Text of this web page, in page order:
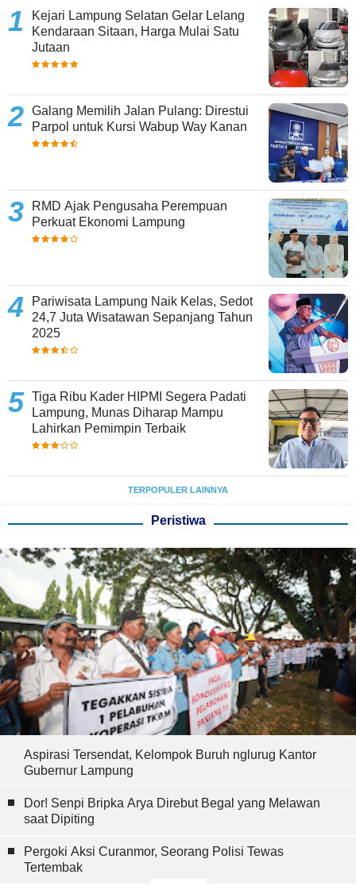
Kejari Lampung Selatan Gelar Lelang
Kendaraan Sitaan, Harga Mulai Satu
Jutaan
Galang Memilih Jalan Pulang: Direstui
Parpol untuk Kursi Wabup Way Kanan
RMD Ajak Pengusaha Perempuan
Perkuat Ekonomi Lampung
Pariwisata Lampung Naik Kelas, Sedot
24,7 Juta Wisatawan Sepanjang Tahun
2025
Tiga Ribu Kader HIPMI Segera Padati
Lampung, Munas Diharap Mampu
Lahirkan Pemimpin Terbaik
TERPOPULER LAINNYA
Peristiwa
Aspirasi Tersendat, Kelompok Buruh nglurug Kantor
Gubernur Lampung
Dor! Senpi Bripka Arya Direbut Begal yang Melawan
saat Dipiting
Pergoki Aksi Curanmor, Seorang Polisi Tewas
Tertembak